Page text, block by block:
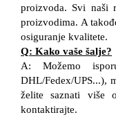
proizvoda. Svi naši
proizvodima. A
osiguranje kvalitete.
Q: Kako vaše šalje?
A: Možemo
DHL/Fedex/UPS...),
želite saznati više
kontaktirajte.